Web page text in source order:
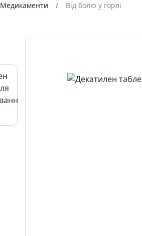
Медикаменти Від болю у горлі